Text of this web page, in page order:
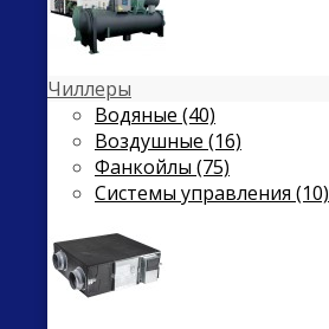
Чиллеры
Водяные (40)
Воздушные (16)
Фанкойлы (75)
Системы управления (10)